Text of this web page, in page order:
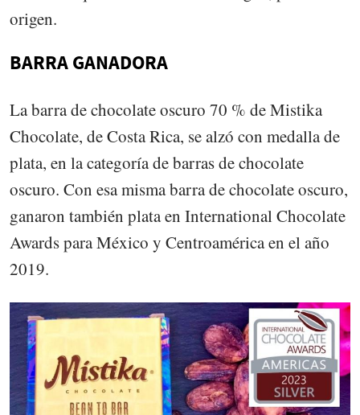
origen.
BARRA GANADORA
La barra de chocolate oscuro 70 % de Mistika
Chocolate, de Costa Rica, se alzó con medalla de
plata, en la categoría de barras de chocolate
oscuro. Con esa misma barra de chocolate oscuro,
ganaron también plata en International Chocolate
Awards para México y Centroamérica en el año
2019.